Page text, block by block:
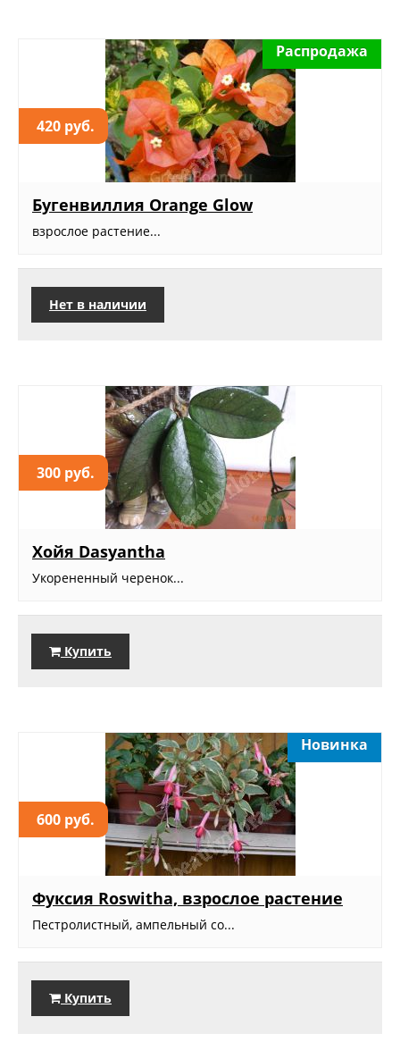
420 руб.
Распродажа
Бугенвиллия Orange Glow
взрослое растение...
Нет в наличии
300 руб.
Хойя Dasyantha
Укорененный черенок...
Купить
600 руб.
Новинка
Фуксия Roswitha, взрослое растение
Пестролистный, ампельный со...
Купить